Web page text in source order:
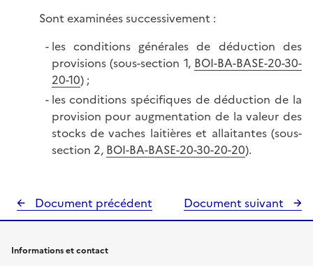
Sont examinées successivement :
les conditions générales de déduction des
provisions (sous-section 1, BOI-BA-BASE-20-30-
20-10) ;
les conditions spécifiques de déduction de la
provision pour augmentation de la valeur des
stocks de vaches laitières et allaitantes (sous-
section 2, BOI-BA-BASE-20-30-20-20).
Document précédent Document suivant
Informations et contact